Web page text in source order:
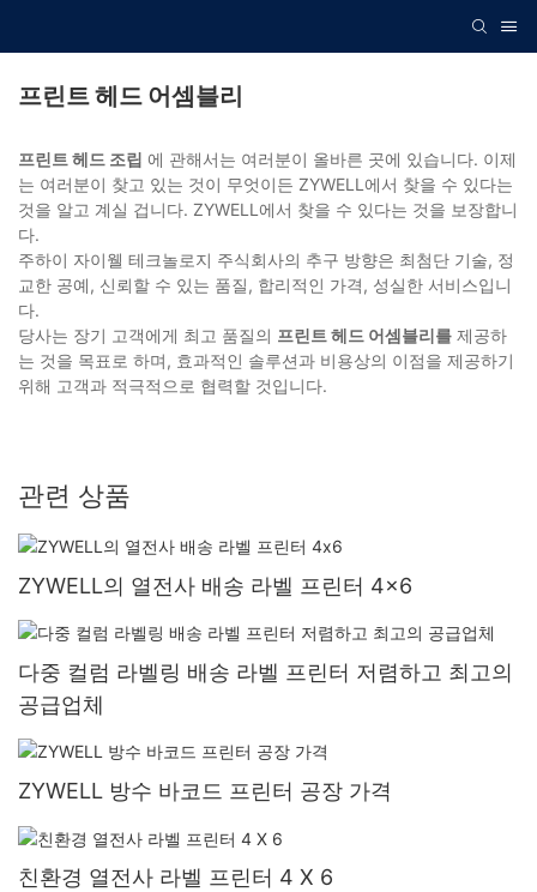
프린트 헤드 어셈블리
프린트 헤드 조립 에 관해서는 여러분이 올바른 곳에 있습니다. 이제
는 여러분이 찾고 있는 것이 무엇이든 ZYWELL에서 찾을 수 있다는
것을 알고 계실 겁니다. ZYWELL에서 찾을 수 있다는 것을 보장합니
다.
주하이 자이웰 테크놀로지 주식회사의 추구 방향은 최첨단 기술, 정
교한 공예, 신뢰할 수 있는 품질, 합리적인 가격, 성실한 서비스입니
다.
당사는 장기 고객에게 최고 품질의 프린트 헤드 어셈블리를 제공하
는 것을 목표로 하며, 효과적인 솔루션과 비용상의 이점을 제공하기
위해 고객과 적극적으로 협력할 것입니다.
관련 상품
ZYWELL의 열전사 배송 라벨 프린터 4x6
다중 컬럼 라벨링 배송 라벨 프린터 저렴하고 최고의
공급업체
ZYWELL 방수 바코드 프린터 공장 가격
친환경 열전사 라벨 프린터 4 X 6